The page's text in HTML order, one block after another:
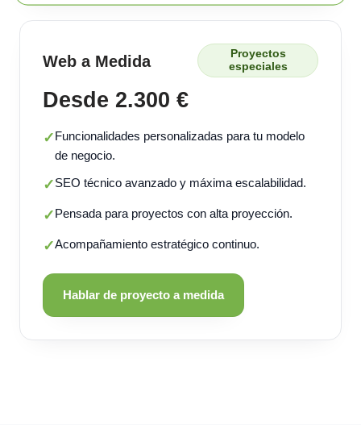
Web a Medida
Proyectos
especiales
Desde 2.300 €
✓Funcionalidades personalizadas para tu modelo
de negocio.
✓SEO técnico avanzado y máxima escalabilidad.
✓Pensada para proyectos con alta proyección.
✓Acompañamiento estratégico continuo.
Hablar de proyecto a medida